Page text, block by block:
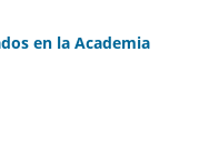
en la Academia